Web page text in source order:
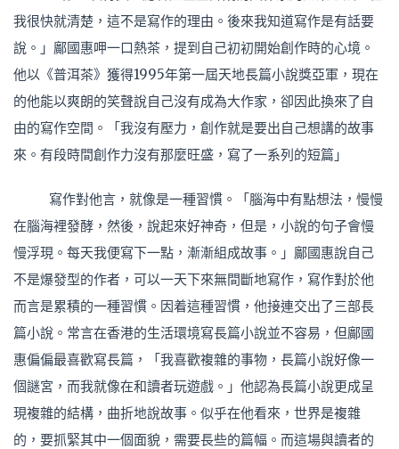
我很快就清楚，這不是寫作的理由。後來我知道寫作是有話要
說。」鄺國惠呷一口熱茶，提到自己初初開始創作時的心境。
他以《普洱茶》獲得1995年第一屆天地長篇小說獎亞軍，現在
的他能以爽朗的笑聲說自己沒有成為大作家，卻因此換來了自
由的寫作空間。「我沒有壓力，創作就是要出自己想講的故事
來。有段時間創作力沒有那麼旺盛，寫了一系列的短篇」
寫作對他言，就像是一種習慣。「腦海中有點想法，慢慢
在腦海裡發酵，然後，說起來好神奇，但是，小說的句子會慢
慢浮現。每天我便寫下一點，漸漸組成故事。」鄺國惠說自己
不是爆發型的作者，可以一天下來無間斷地寫作，寫作對於他
而言是累積的一種習慣。因着這種習慣，他接連交出了三部長
篇小說。常言在香港的生活環境寫長篇小說並不容易，但鄺國
惠偏偏最喜歡寫長篇，「我喜歡複雜的事物，長篇小說好像一
個謎宮，而我就像在和讀者玩遊戲。」他認為長篇小說更成呈
現複雜的結構，曲折地說故事。似乎在他看來，世界是複雜
的，要抓緊其中一個面貌，需要長些的篇幅。而這場與讀者的